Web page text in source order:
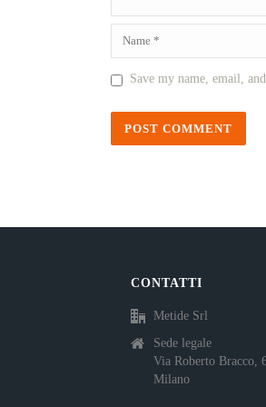
Save my name, email,
CONTATTI
Metide Srl
Sede legale
Via Roberto Bracco,
Milano